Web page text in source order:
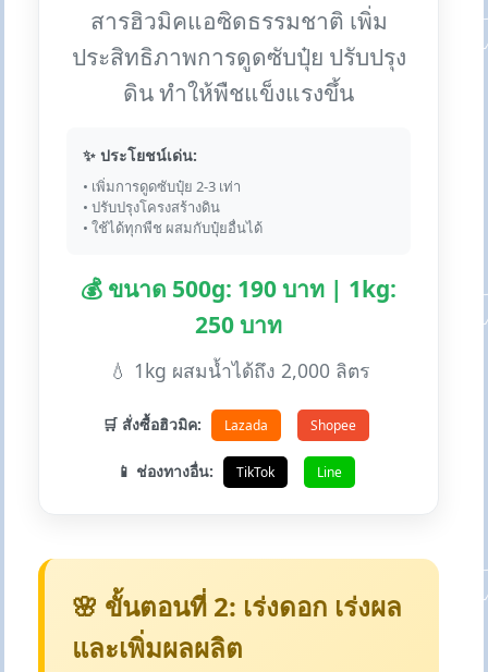
สารฮิวมิคแอซิดธรรมชาติ เพิ่ม
ประสิทธิภาพการดูดซับปุ๋ย ปรับปรุง
ดิน ทำให้พืชแข็งแรงขึ้น
✨ ประโยชน์เด่น:
• เพิ่มการดูดซับปุ๋ย 2-3 เท่า
• ปรับปรุงโครงสร้างดิน
• ใช้ได้ทุกพืช ผสมกับปุ๋ยอื่นได้
💰 ขนาด 500g: 190 บาท | 1kg:
250 บาท
💧 1kg ผสมน้ำได้ถึง 2,000 ลิตร
🛒 สั่งซื้อฮิวมิค: Lazada Shopee
📱 ช่องทางอื่น: TikTok Line
🌸 ขั้นตอนที่ 2: เร่งดอก เร่งผล
และเพิ่มผลผลิต